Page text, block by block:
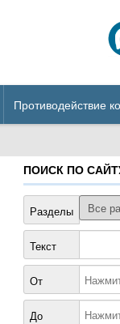
Противодействие
ПОИСК ПО
Разделы
Текст
От
До